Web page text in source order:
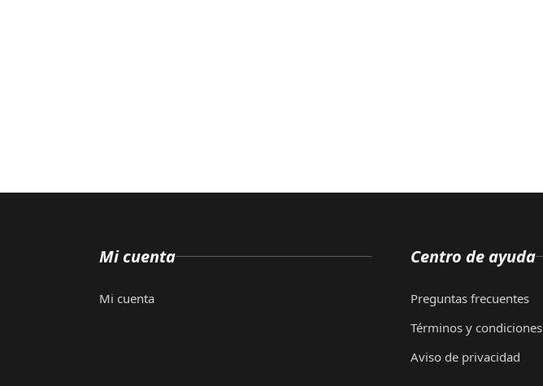
Mi cuenta
Mi cuenta
Centro de ayuda
Preguntas frecuentes
Términos y condiciones
Aviso de privacidad